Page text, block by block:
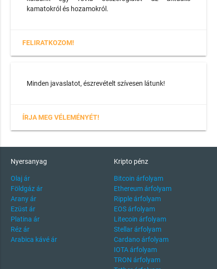
kamatokról és hozamokról.
FELIRATKOZOM!
Minden javaslatot, észrevételt szívesen látunk!
ÍRJA MEG VÉLEMÉNYÉT!
Nyersanyag
Olaj ár
Földgáz ár
Arany ár
Ezüst ár
Platina ár
Réz ár
Arabica kávé ár
Kripto pénz
Bitcoin árfolyam
Ethereum árfolyam
Ripple árfolyam
EOS árfolyam
Litecoin árfolyam
Stellar árfolyam
Cardano árfolyam
IOTA árfolyam
TRON árfolyam